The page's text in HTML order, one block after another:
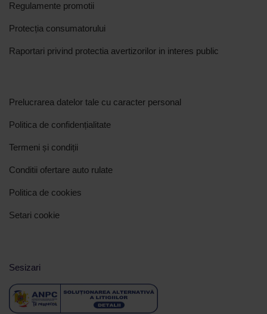
Regulamente promotii
Protecția consumatorului
Raportari privind protectia avertizorilor in interes public
Prelucrarea datelor tale cu caracter personal
Politica de confidențialitate
Termeni și condiții
Conditii ofertare auto rulate
Politica de cookies
Setari cookie
Sesizari